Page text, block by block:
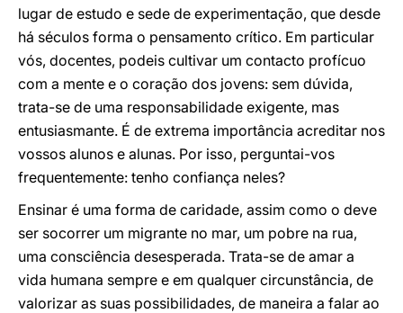
lugar de estudo e sede de experimentação, que desde
há séculos forma o pensamento crítico. Em particular
vós, docentes, podeis cultivar um contacto profícuo
com a mente e o coração dos jovens: sem dúvida,
trata-se de uma responsabilidade exigente, mas
entusiasmante. É de extrema importância acreditar nos
vossos alunos e alunas. Por isso, perguntai-vos
frequentemente: tenho confiança neles?
Ensinar é uma forma de caridade, assim como o deve
ser socorrer um migrante no mar, um pobre na rua,
uma consciência desesperada. Trata-se de amar a
vida humana sempre e em qualquer circunstância, de
valorizar as suas possibilidades, de maneira a falar ao